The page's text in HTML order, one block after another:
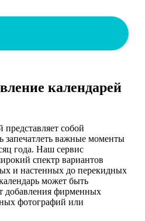
календарей
представляет собой
запечатлеть важные моменты
года. Наш сервис
спектр вариантов
и настенных до перекидных
может быть
добавления фирменных
фотографий или